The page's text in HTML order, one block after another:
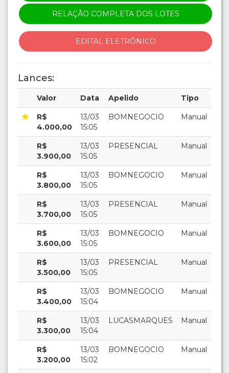
RELAÇÃO COMPLETA DOS LOTES
EDITAL ELETRÔNICO
Lances:
Valor Data Apelido Tipo
R$
4.000,00
13/03
15:05
BOMNEGOCIO Manual
R$
3.900,00
13/03
15:05
PRESENCIAL Manual
R$
3.800,00
13/03
15:05
BOMNEGOCIO Manual
R$
3.700,00
13/03
15:05
PRESENCIAL Manual
R$
3.600,00
13/03
15:05
BOMNEGOCIO Manual
R$
3.500,00
13/03
15:05
PRESENCIAL Manual
R$
3.400,00
13/03
15:04
BOMNEGOCIO Manual
R$
3.300,00
13/03
15:04
LUCASMARQUES Manual
R$
3.200,00
13/03
15:02
BOMNEGOCIO Manual